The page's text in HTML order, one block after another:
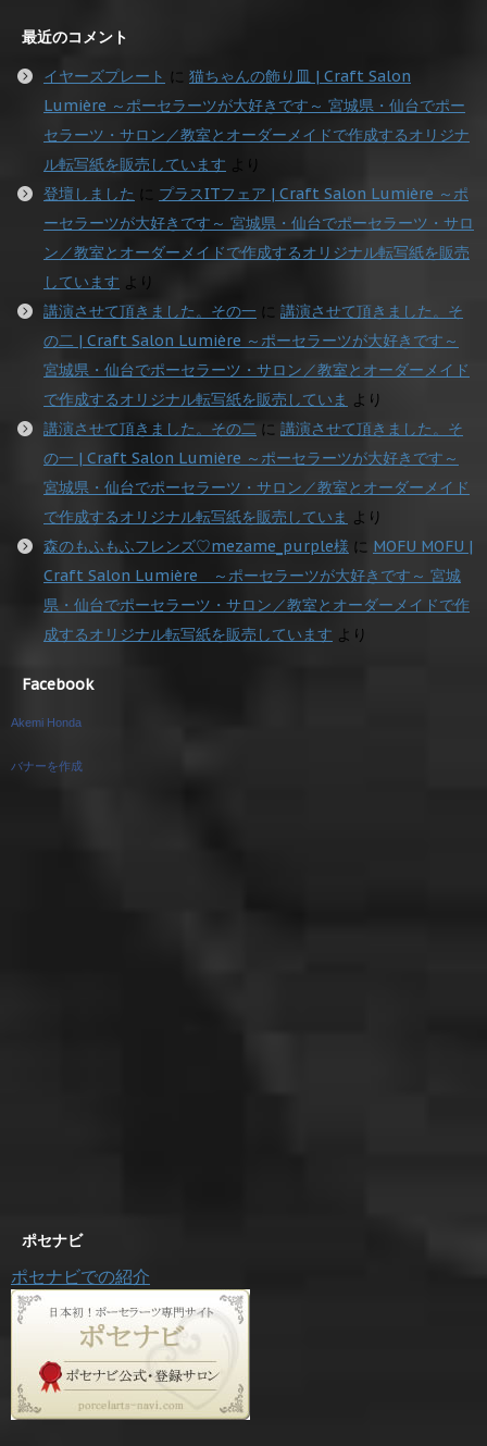
最近のコメント
イヤーズプレート に 猫ちゃんの飾り皿 | Craft Salon
Lumière ～ポーセラーツが大好きです～ 宮城県・仙台でポー
セラーツ・サロン／教室とオーダーメイドで作成するオリジナ
ル転写紙を販売しています より
登壇しました に プラスITフェア | Craft Salon Lumière ～ポ
ーセラーツが大好きです～ 宮城県・仙台でポーセラーツ・サロ
ン／教室とオーダーメイドで作成するオリジナル転写紙を販売
しています より
講演させて頂きました。その一 に 講演させて頂きました。そ
の二 | Craft Salon Lumière ～ポーセラーツが大好きです～
宮城県・仙台でポーセラーツ・サロン／教室とオーダーメイド
で作成するオリジナル転写紙を販売していま より
講演させて頂きました。その二 に 講演させて頂きました。そ
の一 | Craft Salon Lumière ～ポーセラーツが大好きです～
宮城県・仙台でポーセラーツ・サロン／教室とオーダーメイド
で作成するオリジナル転写紙を販売していま より
森のもふもふフレンズ♡mezame_purple様 に MOFU MOFU |
Craft Salon Lumière ～ポーセラーツが大好きです～ 宮城
県・仙台でポーセラーツ・サロン／教室とオーダーメイドで作
成するオリジナル転写紙を販売しています より
Facebook
Akemi Honda
バナーを作成
ポセナビ
ポセナビでの紹介